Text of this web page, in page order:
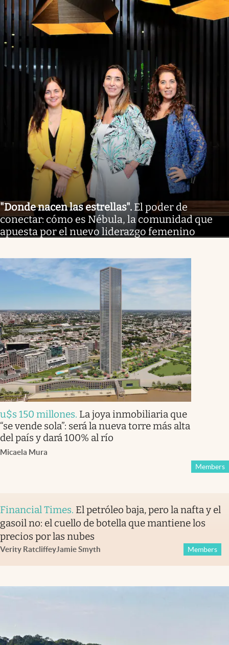
"Donde nacen las estrellas". El poder de
conectar: cómo es Nébula, la comunidad que
apuesta por el nuevo liderazgo femenino
u$s 150 millones. La joya inmobiliaria que
“se vende sola”: será la nueva torre más alta
del país y dará 100% al río
Micaela Mura
Members
Financial Times. El petróleo baja, pero la nafta y el
gasoil no: el cuello de botella que mantiene los
precios por las nubes
Verity RatcliffeyJamie Smyth Members